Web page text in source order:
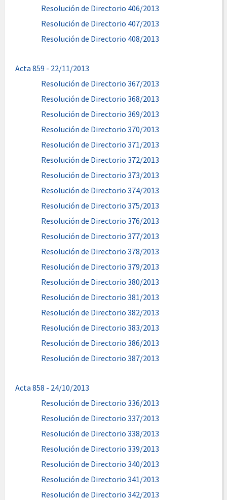
Resolución de Directorio 406/2013
Resolución de Directorio 407/2013
Resolución de Directorio 408/2013
Acta 859 - 22/11/2013
Resolución de Directorio 367/2013
Resolución de Directorio 368/2013
Resolución de Directorio 369/2013
Resolución de Directorio 370/2013
Resolución de Directorio 371/2013
Resolución de Directorio 372/2013
Resolución de Directorio 373/2013
Resolución de Directorio 374/2013
Resolución de Directorio 375/2013
Resolución de Directorio 376/2013
Resolución de Directorio 377/2013
Resolución de Directorio 378/2013
Resolución de Directorio 379/2013
Resolución de Directorio 380/2013
Resolución de Directorio 381/2013
Resolución de Directorio 382/2013
Resolución de Directorio 383/2013
Resolución de Directorio 386/2013
Resolución de Directorio 387/2013
Acta 858 - 24/10/2013
Resolución de Directorio 336/2013
Resolución de Directorio 337/2013
Resolución de Directorio 338/2013
Resolución de Directorio 339/2013
Resolución de Directorio 340/2013
Resolución de Directorio 341/2013
Resolución de Directorio 342/2013